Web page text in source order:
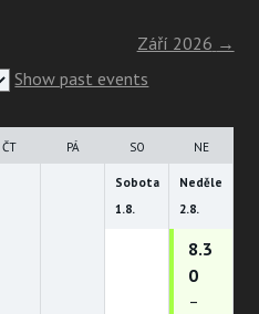
Září 2026 →
Show past events
ČT PÁ SO NE
Sobota
1.8.
Neděle
2.8.
8.3
0
–